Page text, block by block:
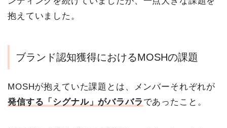
抱えていました。
ブランド認知獲得におけるMOSHの課題
MOSHが抱えていた課題とは、メンバーそれぞれが
発信する「シグナル」がバラバラ であったこと。